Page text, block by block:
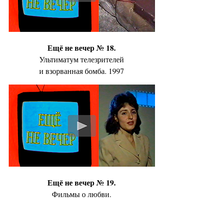
Ещё не вечер № 18.
Ультиматум телезрителей
и взорванная бомба. 1997
Ещё не вечер № 19.
Фильмы о любви.